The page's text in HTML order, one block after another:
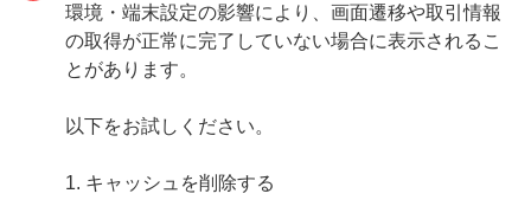
環境・端末設定の影響により、画面遷移や取引情報
の取得が正常に完了していない場合に表示されるこ
とがあります。
以下をお試しください。
1. キャッシュを削除する